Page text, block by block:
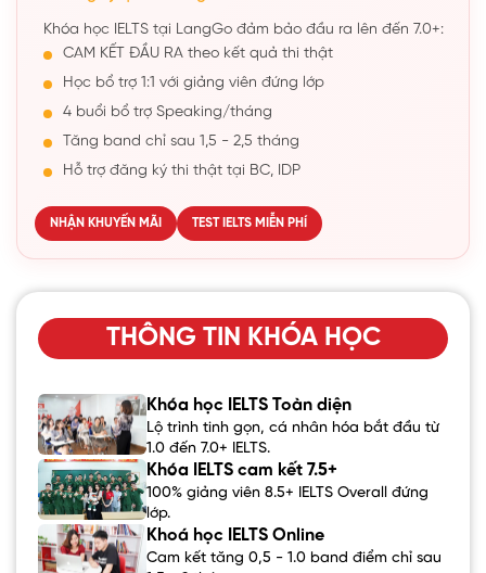
Khóa học IELTS tại LangGo đảm bảo đầu ra lên đến 7.0+:
CAM KẾT ĐẦU RA theo kết quả thi thật
Học bổ trợ 1:1 với giảng viên đứng lớp
4 buổi bổ trợ Speaking/tháng
Tăng band chỉ sau 1,5 - 2,5 tháng
Hỗ trợ đăng ký thi thật tại BC, IDP
NHẬN KHUYẾN MÃI TEST IELTS MIỄN PHÍ
THÔNG TIN KHÓA HỌC
Khóa học IELTS Toàn diện
Lộ trình tinh gọn, cá nhân hóa bắt đầu từ
1.0 đến 7.0+ IELTS.
Khóa IELTS cam kết 7.5+
100% giảng viên 8.5+ IELTS Overall đứng
lớp.
Khoá học IELTS Online
Cam kết tăng 0,5 - 1.0 band điểm chỉ sau